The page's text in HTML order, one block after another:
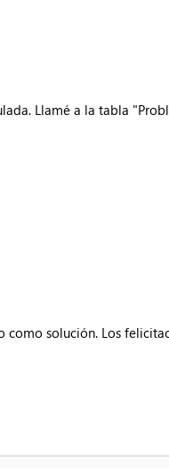
Llamé a la tabla
solución. Los